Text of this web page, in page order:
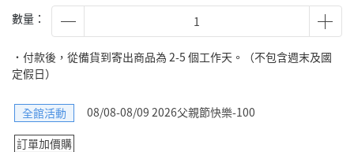
數量：
˙付款後，從備貨到寄出商品為 2-5 個工作天。（不包含週末及國
定假日）
全館活動
08/08-08/09 2026父親節快樂-100
訂單加價購